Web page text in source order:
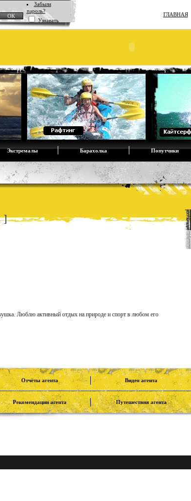
Забыли
пароль?
Узнавать
ГЛАВНАЯ
Экстремалы Барахолка Попутчики
]
Люблю активный отдых на природе и спорт в любом его
Отчёты агента Видео агента
Рекомендации агента Путешествия агента